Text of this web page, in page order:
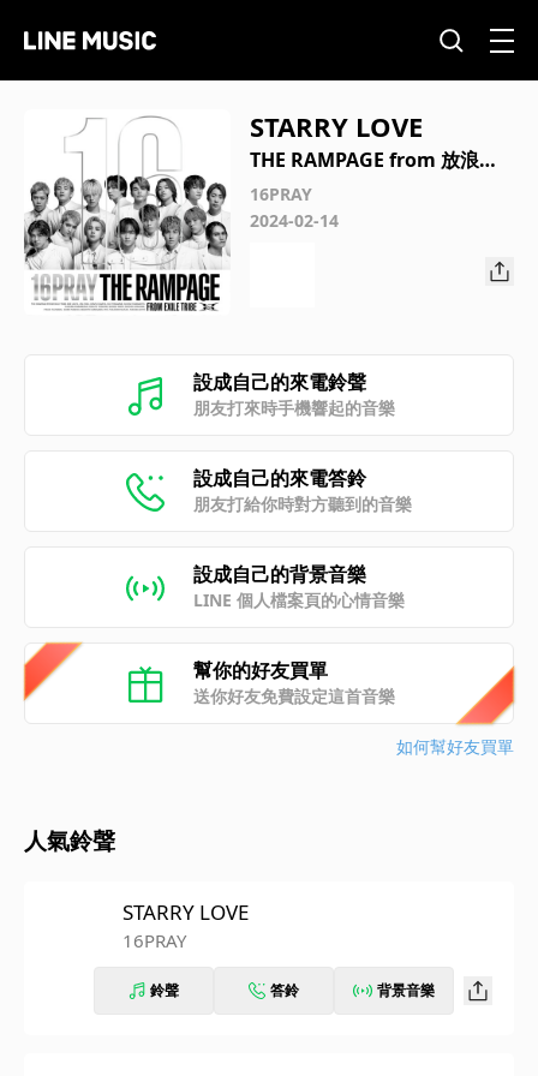
STARRY LOVE
THE RAMPAGE from 放浪一
族
16PRAY
2024-02-14
設成自己的來電鈴聲
朋友打來時手機響起的音樂
設成自己的來電答鈴
朋友打給你時對方聽到的音樂
設成自己的背景音樂
LINE 個人檔案頁的心情音樂
幫你的好友買單
送你好友免費設定這首音樂
如何幫好友買單
人氣鈴聲
STARRY LOVE
16PRAY
鈴聲 答鈴 背景音樂